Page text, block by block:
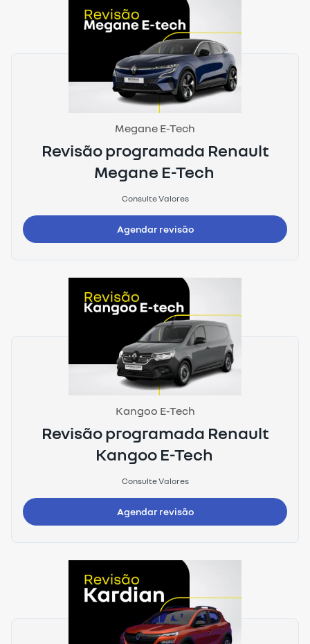
Megane E-Tech
Revisão programada Renault
Megane E-Tech
Consulte Valores
Agendar revisão
Kangoo E-Tech
Revisão programada Renault
Kangoo E-Tech
Consulte Valores
Agendar revisão